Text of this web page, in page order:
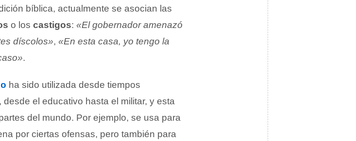
bíblica, actualmente se asocian las
o los castigos: «El gobernador amenazó
díscolos», «En esta casa, yo tengo la
.
ha sido utilizada desde tiempos
el educativo hasta el militar, y esta
del mundo. Por ejemplo, se usa para
por ciertas ofensas, pero también para